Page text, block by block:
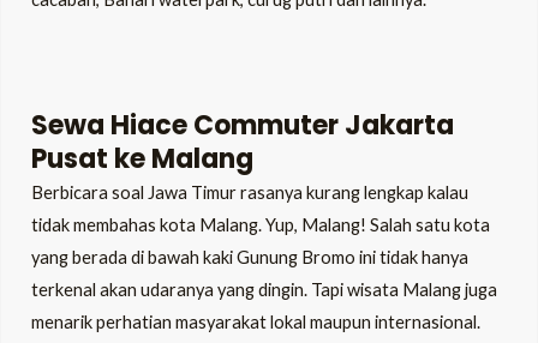
Sewa Hiace Commuter Jakarta
Pusat ke Malang
Berbicara soal Jawa Timur rasanya kurang lengkap kalau
tidak membahas kota Malang. Yup, Malang! Salah satu kota
yang berada di bawah kaki Gunung Bromo ini tidak hanya
terkenal akan udaranya yang dingin. Tapi wisata Malang juga
menarik perhatian masyarakat lokal maupun internasional.